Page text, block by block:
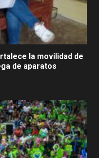
la movilidad de
de aparatos